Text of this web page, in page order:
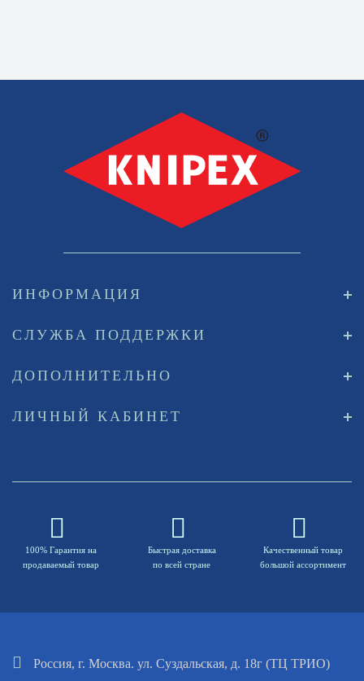
ИНФОРМАЦИЯ
СЛУЖБА ПОДДЕРЖКИ
ДОПОЛНИТЕЛЬНО
ЛИЧНЫЙ КАБИНЕТ
100% Гарантия на
продаваемый товар
Быстрая доставка
по всей стране
Качественный товар
большой ассортимент
Россия, г. Москва. ул. Суздальская, д. 18г (ТЦ ТРИО)